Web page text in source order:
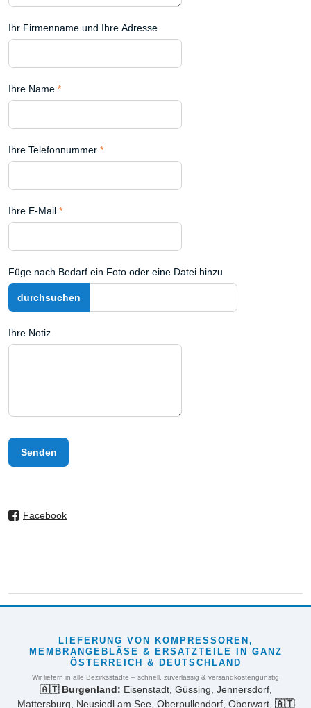
Ihr Firmenname und Ihre Adresse
Ihre Name *
Ihre Telefonnummer *
Ihre E-Mail *
Füge nach Bedarf ein Foto oder eine Datei hinzu
Ihre Notiz
Senden
Facebook
LIEFERUNG VON KOMPRESSOREN,
MEMBRANGEBLÄSE & ERSATZTEILE IN GANZ
ÖSTERREICH & DEUTSCHLAND
Wir liefern in alle Bezirksstädte – schnell, zuverlässig & versandkostengünstig
🇦🇹 Burgenland: Eisenstadt, Güssing, Jennersdorf,
Mattersburg, Neusiedl am See, Oberpullendorf, Oberwart, 🇦🇹